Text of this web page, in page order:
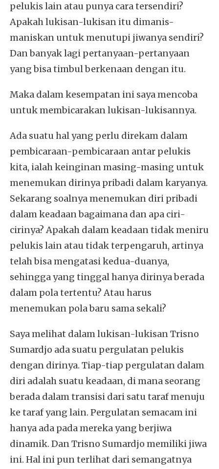
pelukis lain atau punya cara tersendiri?
Apakah lukisan-lukisan itu dimanis-
maniskan untuk menutupi jiwanya sendiri?
Dan banyak lagi pertanyaan-pertanyaan
yang bisa timbul berkenaan dengan itu.
Maka dalam kesempatan ini saya mencoba
untuk membicarakan lukisan-lukisannya.
Ada suatu hal yang perlu direkam dalam
pembicaraan-pembicaraan antar pelukis
kita, ialah keinginan masing-masing untuk
menemukan dirinya pribadi dalam karyanya.
Sekarang soalnya menemukan diri pribadi
dalam keadaan bagaimana dan apa ciri-
cirinya? Apakah dalam keadaan tidak meniru
pelukis lain atau tidak terpengaruh, artinya
telah bisa mengatasi kedua-duanya,
sehingga yang tinggal hanya dirinya berada
dalam pola tertentu? Atau harus
menemukan pola baru sama sekali?
Saya melihat dalam lukisan-lukisan Trisno
Sumardjo ada suatu pergulatan pelukis
dengan dirinya. Tiap-tiap pergulatan dalam
diri adalah suatu keadaan, di mana seorang
berada dalam transisi dari satu taraf menuju
ke taraf yang lain. Pergulatan semacam ini
hanya ada pada mereka yang berjiwa
dinamik. Dan Trisno Sumardjo memiliki jiwa
ini. Hal ini pun terlihat dari semangatnya